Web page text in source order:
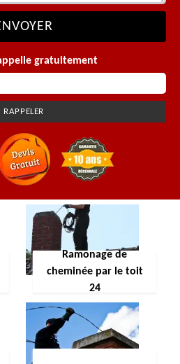
gratuitement
Ramonage de
cheminée par le toit
24